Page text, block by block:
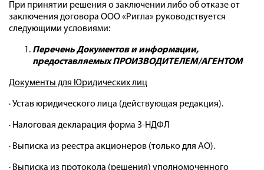
При принятии решения о заключении либо об отказе от
заключения договора ООО «Ригла» руководствуется
следующими условиями:
Перечень Документов и информации,
предоставляемых ПРОИЗВОДИТЕЛЕМ/АГЕНТОМ
Документы для Юридических лиц
· Устав юридического лица (действующая редакция).
· Налоговая декларация форма 3-НДФЛ
· Выписка из реестра акционеров (только для АО).
· Выписка из протокола (решения) уполномоченного